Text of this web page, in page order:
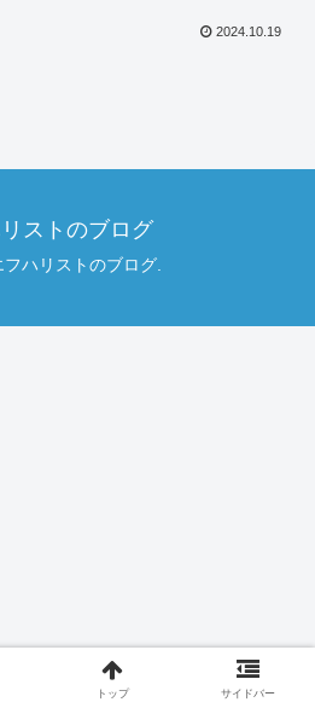
2024.10.19
ストのブログ
ハリストのブログ.
トップ サイドバー